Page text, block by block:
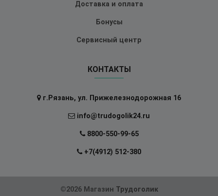
Доставка и оплата
Бонусы
Сервисный центр
КОНТАКТЫ
г.Рязань, ул. Прижелезнодорожная 16
info@trudogolik24.ru
8800-550-99-65
+7(4912) 512-380
©2026 Магазин Трудоголик